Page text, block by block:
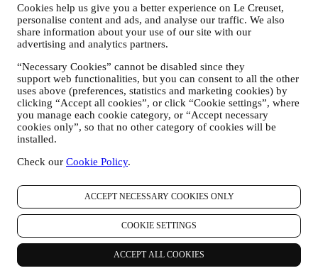
Cookies help us give you a better experience on Le Creuset,
personalise content and ads, and analyse our traffic. We also
share information about your use of our site with our
advertising and analytics partners.
“Necessary Cookies” cannot be disabled since they
support web functionalities, but you can consent to all the other
uses above (preferences, statistics and marketing cookies) by
clicking “Accept all cookies”, or click “Cookie settings”, where
you manage each cookie category, or “Accept necessary
cookies only”, so that no other category of cookies will be
installed.
Check our Cookie Policy.
ACCEPT NECESSARY COOKIES ONLY
COOKIE SETTINGS
ACCEPT ALL COOKIES
inte garantera att ingen av dessa händelser någonsin kommer att
inträffa, men vi gör vårt bästa för att förebygga dem.
Var– I syfte att erbjuda de tjänster som beskrivits ovan kan det
hända att dina uppgifter bearbetas eller lagras både inom och utanför
ekonomiska samarbetsområdet (EES). Med tanke på Le Creuset-
verksamhetens globala omfattning kan det hända att vissa filialer och
affärspartner, som agerar i egenskap av personuppgiftsbearbetare
(processors) och som är etablerade i ett annat land än ditt
bosättningsland eller i länder utanför EES, kommer åt dina
personuppgifter. I varje fall får dina personuppgifter överföras endast
erbjuder tillräckligt skydd (såsom Schweiz där Le Creuset Group
bestämmelser för att säkerställa att europeiska regler och standarder
med avseende på personuppgiftsskydd iakttas (vi använder oss
exempelvis av de så kallade standardklausuler som Europeiska
kommissionen förelägger). I varje fall kommer dina personuppgifter,
vid de tillfällen då de överförs till ett annat land än ditt
bosättningsland eller till länder utanför EES, att skyddas genom
tillräckliga säkerhetssystem som ständigt uppdateras och upprätthålls